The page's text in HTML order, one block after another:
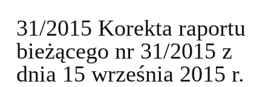
31/2015 Korekta raportu
bieżącego nr 31/2015 z
dnia 15 września 2015 r.